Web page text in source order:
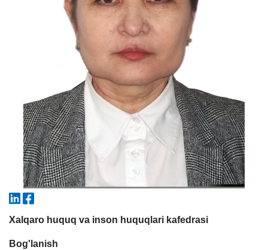
Xalqaro huquq va inson huquqlari kafedrasi
Bog'lanish
7. Call-center (4)
✉️ Adminga yozish